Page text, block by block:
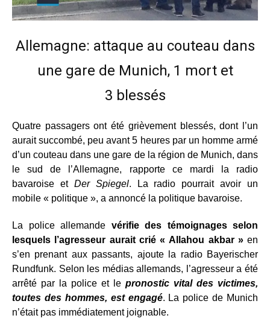
Allemagne: attaque au couteau dans
une gare de Munich, 1 mort et
3 blessés
Quatre passagers ont été grièvement blessés, dont l’un
aurait succombé, peu avant 5 heures par un homme armé
d’un couteau dans une gare de la région de Munich, dans
le sud de l’Allemagne, rapporte ce mardi la radio
bavaroise et Der Spiegel. La radio pourrait avoir un
mobile « politique », a annoncé la politique bavaroise.
La police allemande vérifie des témoignages selon
lesquels l’agresseur aurait crié « Allahou akbar »en
s’en prenant aux passants, ajoute la radio Bayerischer
Rundfunk. Selon les médias allemands, l’agresseur a été
arrêté par la police et le pronostic vital des victimes,
toutes des hommes, est engagé. La police de Munich
n’était pas immédiatement joignable.